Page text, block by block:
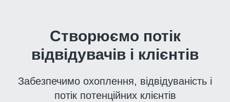
Створюємо потік
відвідувачів і клієнтів
Забезпечимо охоплення, відвідуваність і
потік потенційних клієнтів